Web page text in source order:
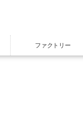
ファクトリー